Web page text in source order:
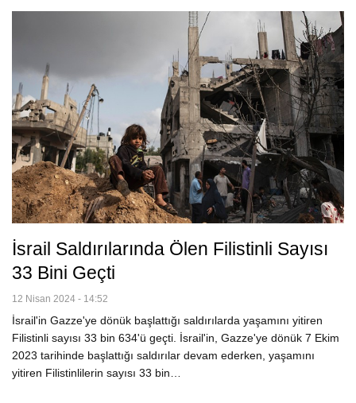
İsrail Saldırılarında Ölen Filistinli Sayısı
33 Bini Geçti
12 Nisan 2024 - 14:52
İsrail'in Gazze'ye dönük başlattığı saldırılarda yaşamını yitiren
Filistinli sayısı 33 bin 634'ü geçti. İsrail'in, Gazze'ye dönük 7 Ekim
2023 tarihinde başlattığı saldırılar devam ederken, yaşamını
yitiren Filistinlilerin sayısı 33 bin…